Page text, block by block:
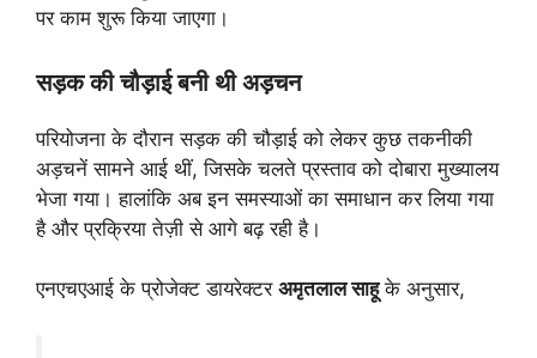
पर काम शुरू किया जाएगा।
सड़क की चौड़ाई बनी थी अड़चन
परियोजना के दौरान सड़क की चौड़ाई को लेकर कुछ तकनीकी
अड़चनें सामने आई थीं, जिसके चलते प्रस्ताव को दोबारा मुख्यालय
भेजा गया। हालांकि अब इन समस्याओं का समाधान कर लिया गया
है और प्रक्रिया तेज़ी से आगे बढ़ रही है।
एनएचएआई के प्रोजेक्ट डायरेक्टर अमृतलाल साहूके अनुसार,